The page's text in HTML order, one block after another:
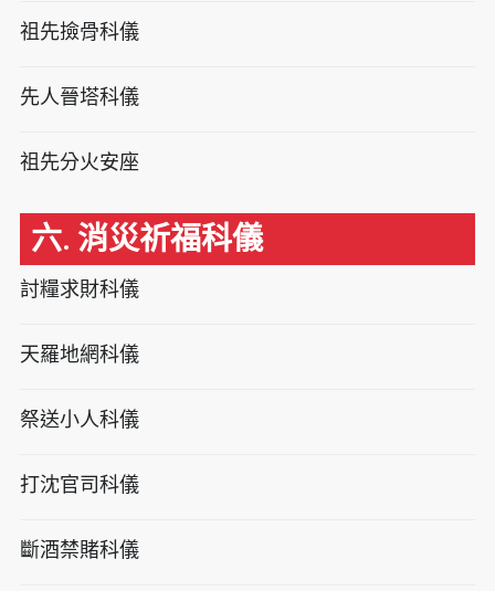
祖先撿骨科儀
先人晉塔科儀
祖先分火安座
六. 消災祈福科儀
討糧求財科儀
天羅地網科儀
祭送小人科儀
打沈官司科儀
斷酒禁賭科儀